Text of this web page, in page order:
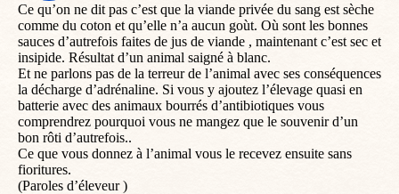
Ce qu’on ne dit pas c’est que la viande privée du sang est sèche
comme du coton et qu’elle n’a aucun goùt. Où sont les bonnes
sauces d’autrefois faites de jus de viande , maintenant c’est sec et
insipide. Résultat d’un animal saigné à blanc.
Et ne parlons pas de la terreur de l’animal avec ses conséquences
la décharge d’adrénaline. Si vous y ajoutez l’élevage quasi en
batterie avec des animaux bourrés d’antibiotiques vous
comprendrez pourquoi vous ne mangez que le souvenir d’un
bon rôti d’autrefois..
Ce que vous donnez à l’animal vous le recevez ensuite sans
fioritures.
(Paroles d’éleveur )